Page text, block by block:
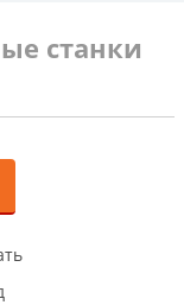
станки